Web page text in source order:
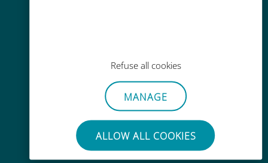
Refuse all cookies
MANAGE
ALLOW ALL COOKIES
毫不费力
无需取出您现有的SIM卡